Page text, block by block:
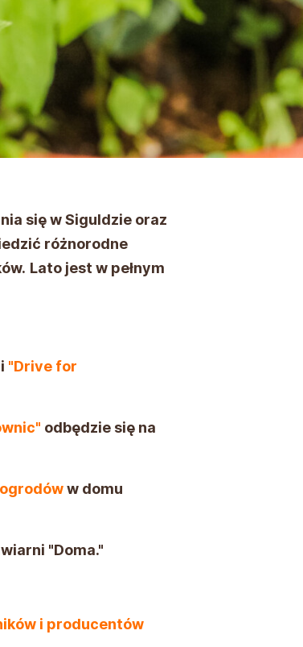
się w Siguldzie oraz
różnorodne
Lato jest w pełnym
"Drive for
odbędzie się na
w domu
"Doma."
i producentów